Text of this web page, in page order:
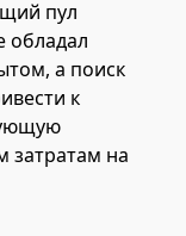
пул
обладал
а поиск
к
затратам на